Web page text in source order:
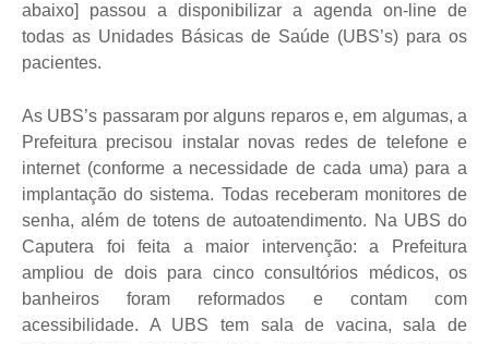
abaixo] passou a disponibilizar a agenda on-line de
todas as Unidades Básicas de Saúde (UBS’s) para os
pacientes.
As UBS’s passaram por alguns reparos e, em algumas, a
Prefeitura precisou instalar novas redes de telefone e
internet (conforme a necessidade de cada uma) para a
implantação do sistema. Todas receberam monitores de
senha, além de totens de autoatendimento. Na UBS do
Caputera foi feita a maior intervenção: a Prefeitura
ampliou de dois para cinco consultórios médicos, os
banheiros foram reformados e contam com
acessibilidade. A UBS tem sala de vacina, sala de